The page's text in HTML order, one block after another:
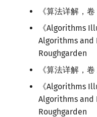
《算法详解，
《Algorithms
Algorithms and
Roughgarden
《算法详解，
《Algorithms
Algorithms and
Roughgarden